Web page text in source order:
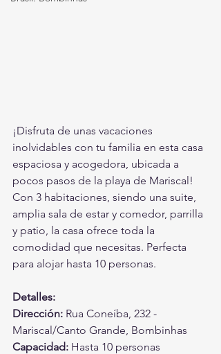
¡Disfruta de unas vacaciones
inolvidables con tu familia en esta casa
espaciosa y acogedora, ubicada a
pocos pasos de la playa de Mariscal!
Con 3 habitaciones, siendo una suite,
amplia sala de estar y comedor, parrilla
y patio, la casa ofrece toda la
comodidad que necesitas. Perfecta
para alojar hasta 10 personas.
Detalles:
Dirección: Rua Coneíba, 232 -
Mariscal/Canto Grande, Bombinhas
Capacidad: Hasta 10 personas